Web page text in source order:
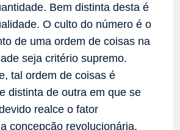
Bem distinta desta é
O culto do número é o
de uma ordem de coisas na
seja critério supremo.
tal ordem de coisas é
distinta de outra em que se
realce o fator
concepção revolucionária,